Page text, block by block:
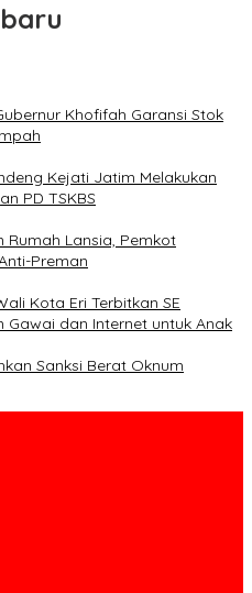
Khofifah Garansi Stok
Kejati Jatim Melakukan
PD TSKBS
Rumah Lansia, Pemkot
Preman
Kota Eri Terbitkan SE
dan Internet untuk Anak
Sanksi Berat Oknum